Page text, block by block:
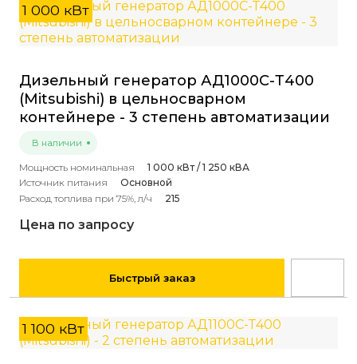
1 000 кВт
Дизельный генератор АД1000С-Т400
(Mitsubishi) в цельносварном
контейнере - 3 степень автоматизации
В наличии
Мощность номинальная
1 000 кВт / 1 250 кВА
Источник питания
Основной
Расход топлива при 75%, л/ч
215
Цена по запросу
Быстрый заказ
1 100 кВт